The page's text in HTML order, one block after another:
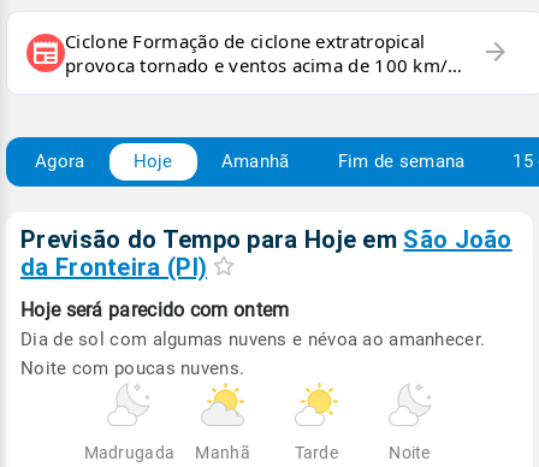
newspaper Ciclone Formação de ciclone extratropical
provoca tornado e ventos acima de 100 km/h
no RS
arrow_forward
Agora Hoje Amanhã Fim de semana 15
Previsão do Tempo para Hoje em São João
da Fronteira (PI)
Hoje será parecido com ontem
Dia de sol com algumas nuvens e névoa ao amanhecer.
Noite com poucas nuvens.
Madrugada Manhã Tarde Noite